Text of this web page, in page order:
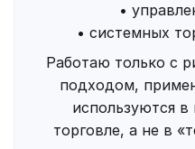
•
• системных
Работаю только с
подходом,
используются
торговле, а не в